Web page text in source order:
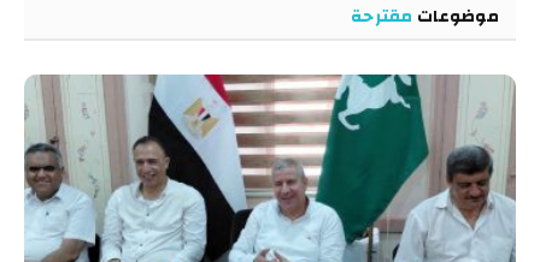
موضوعات مقترحة